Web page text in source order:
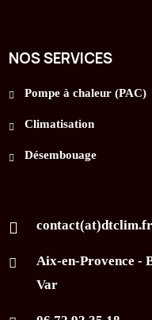
NOS SERVICES
Pompe à chaleur (PAC)
Climatisation
Désembouage
contact(at)dtclim.fr
Aix-en-Provence -
Var